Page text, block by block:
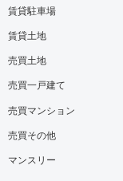
賃貸駐車場
賃貸土地
売買土地
売買一戸建て
売買マンション
売買その他
マンスリー